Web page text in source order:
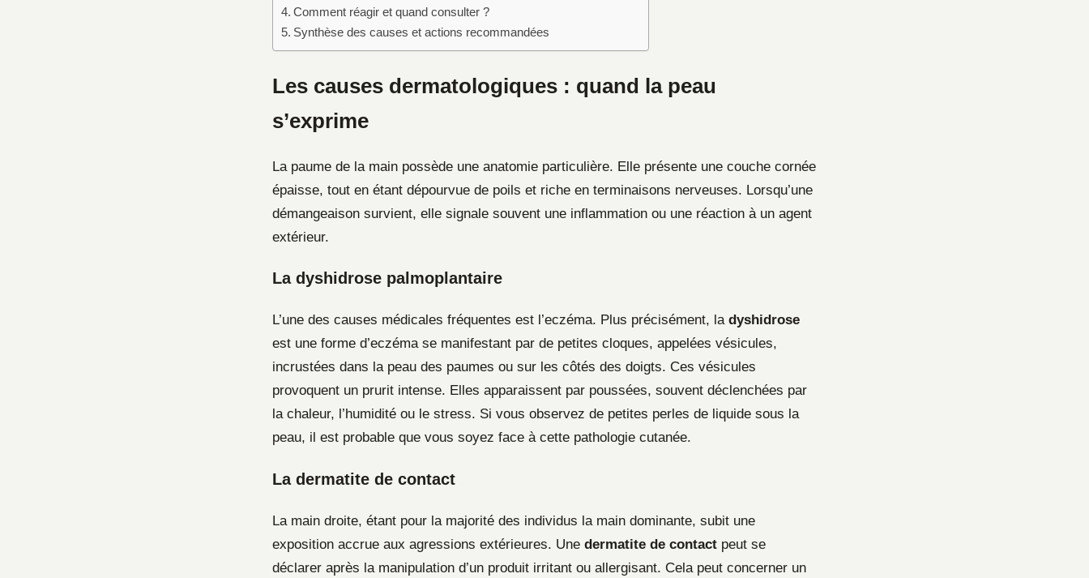
Comment réagir et quand consulter ?
Synthèse des causes et actions recommandées
Les causes dermatologiques : quand la peau
s’exprime
La paume de la main possède une anatomie particulière. Elle présente une couche cornée
épaisse, tout en étant dépourvue de poils et riche en terminaisons nerveuses. Lorsqu’une
démangeaison survient, elle signale souvent une inflammation ou une réaction à un agent
extérieur.
La dyshidrose palmoplantaire
L’une des causes médicales fréquentes est l’eczéma. Plus précisément, la dyshidrose
est une forme d’eczéma se manifestant par de petites cloques, appelées vésicules,
incrustées dans la peau des paumes ou sur les côtés des doigts. Ces vésicules
provoquent un prurit intense. Elles apparaissent par poussées, souvent déclenchées par
la chaleur, l’humidité ou le stress. Si vous observez de petites perles de liquide sous la
peau, il est probable que vous soyez face à cette pathologie cutanée.
La dermatite de contact
La main droite, étant pour la majorité des individus la main dominante, subit une
exposition accrue aux agressions extérieures. Une dermatite de contact peut se
déclarer après la manipulation d’un produit irritant ou allergisant. Cela peut concerner un